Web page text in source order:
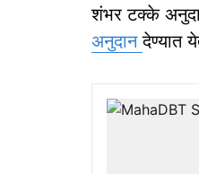
शंभर टक्के
अनुदानदेण्यात